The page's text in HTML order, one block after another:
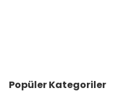
Popüler Kategoriler